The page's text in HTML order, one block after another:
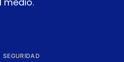
SEGURIDAD